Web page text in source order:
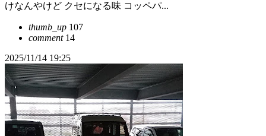
けなんやけど クセになる味 コッペパ...
thumb_up 107
comment14
2025/11/14 19:25